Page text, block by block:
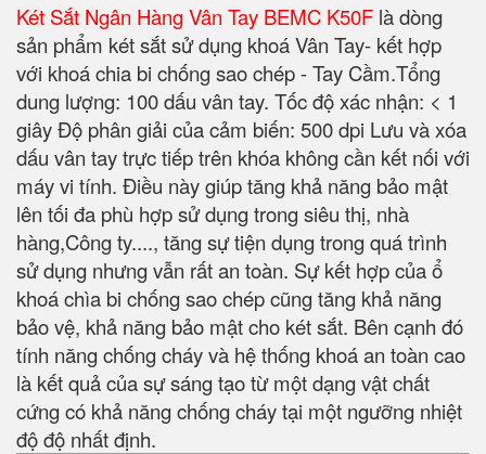
Két Sắt Ngân Hàng Vân Tay BEMC K50F là dòng
sản phẩm két sắt sử dụng khoá Vân Tay- kết hợp
với khoá chia bi chống sao chép - Tay Cầm.Tổng
dung lượng: 100 dấu vân tay. Tốc độ xác nhận: < 1
giây Độ phân giải của cảm biến: 500 dpi Lưu và xóa
dấu vân tay trực tiếp trên khóa không cần kết nối với
máy vi tính. Điều này giúp tăng khả năng bảo mật
lên tối đa phù hợp sử dụng trong siêu thị, nhà
hàng,Công ty...., tăng sự tiện dụng trong quá trình
sử dụng nhưng vẫn rất an toàn. Sự kết hợp của ổ
khoá chìa bi chống sao chép cũng tăng khả năng
bảo vệ, khả năng bảo mật cho két sắt. Bên cạnh đó
tính năng chống cháy và hệ thống khoá an toàn cao
là kết quả của sự sáng tạo từ một dạng vật chất
cứng có khả năng chống cháy tại một ngưỡng nhiệt
độ độ nhất định.